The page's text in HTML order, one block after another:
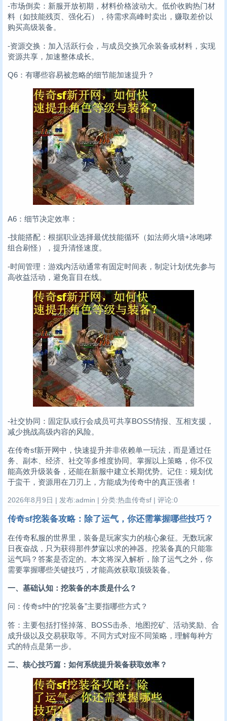
-市场倒卖：新服开放初期，材料价格波动大。低价收购热门材
料（如技能残页、强化石），待需求高峰时卖出，赚取差价以
购买高级装备。
-资源交换：加入活跃行会，与成员交换冗余装备或材料，实现
资源共享，加速整体成长。
Q6：有哪些容易被忽略的细节能加速提升？
A6：细节决定效率：
-技能搭配：根据职业选择最优技能循环（如法师火墙+冰咆哮
组合刷怪），提升清怪速度。
-时间管理：游戏内活动通常有固定时间表，制定计划优先参与
高收益活动，避免盲目在线。
-社交协同：固定队或行会成员可共享BOSS情报、互相支援，
减少挑战高级内容的风险。
在传奇sf新开网中，快速提升并非依赖单一玩法，而是通过任
务、副本、经济、社交等多维度协同。掌握以上策略，你不仅
能高效升级装备，还能在新服中建立长期优势。记住：规划优
于蛮干，资源用在刀刃上，方能成为传奇中的真正强者！
2026年8月9日 | 发布:admin | 分类:热血传奇sf | 评论:0
传奇sf挖装备攻略：除了运气，你还需掌握哪些技巧？
在传奇私服的世界里，装备是玩家实力的核心象征。无数玩家
日夜奋战，只为获得那件梦寐以求的神器。挖装备真的只能靠
运气吗？答案是否定的。本文将深入解析，除了运气之外，你
需要掌握哪些关键技巧，才能高效获取顶级装备。
一、基础认知：挖装备的本质是什么？
问：传奇sf中的“挖装备”主要指哪些方式？
答：主要包括打怪掉落、BOSS击杀、地图挖矿、活动奖励、合
成升级以及交易获取等。不同方式对应不同策略，理解每种方
式的特点是第一步。
二、核心技巧篇：如何系统提升装备获取效率？